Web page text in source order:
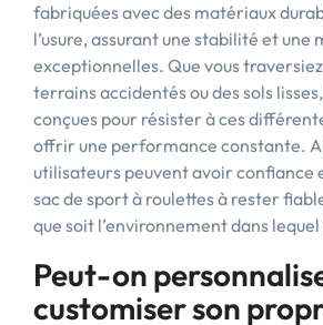
fabriquées avec des matériaux
l’usure, assurant une stabilité et une
exceptionnelles. Que vous
terrains accidentés ou des sols
conçues pour résister à ces
offrir une performance constante.
utilisateurs peuvent avoir confiance
sac de sport à roulettes à rester
que soit l’environnement dans
Peut-on
customiser son